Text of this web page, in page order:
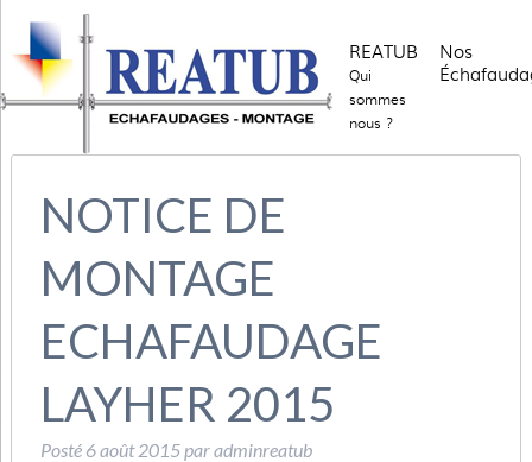
REATUB
Qui
sommes
nous ?
Nos
NOTICE DE
MONTAGE
ECHAFAUDAGE
LAYHER 2015
Posté 6 août 2015paradminreatub